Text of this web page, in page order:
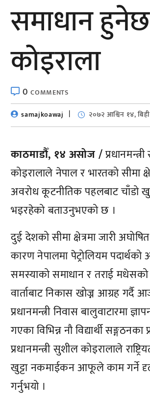
समाधान
कोइराला
0COMMENTS
samajkoawaj
२०७२ आश्विन १४,
काठमाडौँ, १४ असोज /
कोइरालाले नेपाल र भारतको सीमा
अवरोध कूटनीतिक पहलबाट चाँडो
भइरहेको बताउनुभएको छ ।
दुई देशको सीमा क्षेत्रमा जारी
कारण नेपालमा पेट्रोलियम पदार्थको
समस्याको समाधान र तराई
वार्ताबाट निकास खोज्न आग्रह गर्दै
प्रधानमन्त्री निवास बालुवाटारमा
गएका विभिन्न नौ विद्यार्थी सङ्गठनका
प्रधानमन्त्री सुशील कोइरालाले
खुट्टा नकमाईकन आफूले काम गर्ने
गर्नुभयो ।